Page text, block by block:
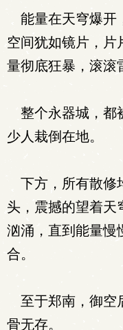
能量在天穹爆开
空间犹如镜片，片
量彻底狂暴，滚滚
整个永器城，都
少人栽倒在地。
下方，所有散修
头，震撼的望着天
汹涌，直到能量慢
合。
至于郑南，御空
骨无存。